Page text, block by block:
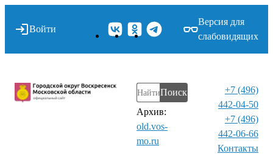
Войти
Версия для
слабовидящих
Поиск
Архив:
old.vos-
mo.ru
+7 (496)
442-04-50
+7 (496)
442-06-66
Контакты⁠